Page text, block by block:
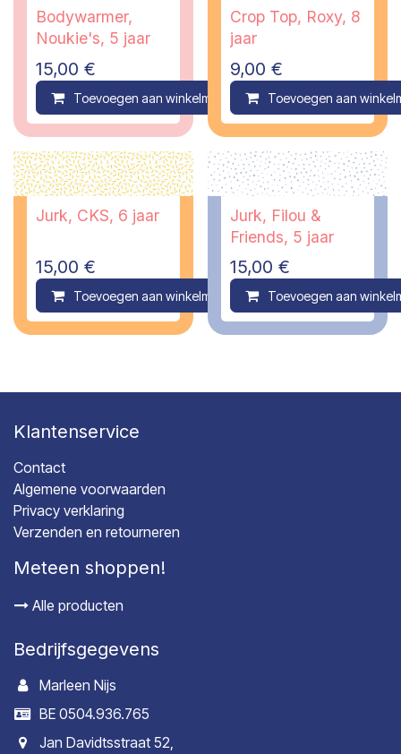
Bodywarmer,
Noukie's, 5 jaar
15,00 €
Toevoegen aan winkelmandje Compare
Crop Top, Roxy, 8
jaar
9,00 €
Toevoegen aan
Jurk, CKS, 6 jaar
15,00 €
Toevoegen aan winkelmandje Compare
Jurk, Filou &
Friends, 5 jaar
15,00 €
Toevoegen aan
Klantenservice
Contact
Algemene voorwaarden
Privacy verklaring
Verzenden en retourneren
Meteen shoppen!
Alle producten
Bedrijfsgegevens
Marleen Nijs
BE 0504.936.765
Jan Davidtsstraat 52,